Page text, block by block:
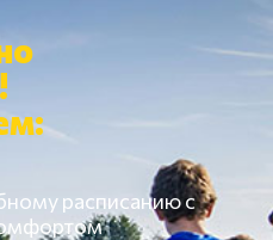
расписанию с